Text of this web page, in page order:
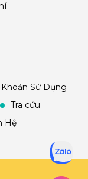
Sử Dụng
Tra cứu
Hệ